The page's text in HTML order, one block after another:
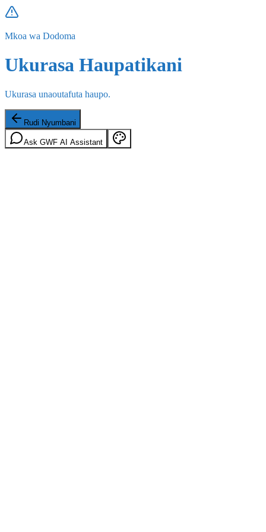
Mkoa wa Dodoma
Ukurasa Haupatikani
Ukurasa unaoutafuta haupo.
Rudi Nyumbani
Ask GWF AI Assistant